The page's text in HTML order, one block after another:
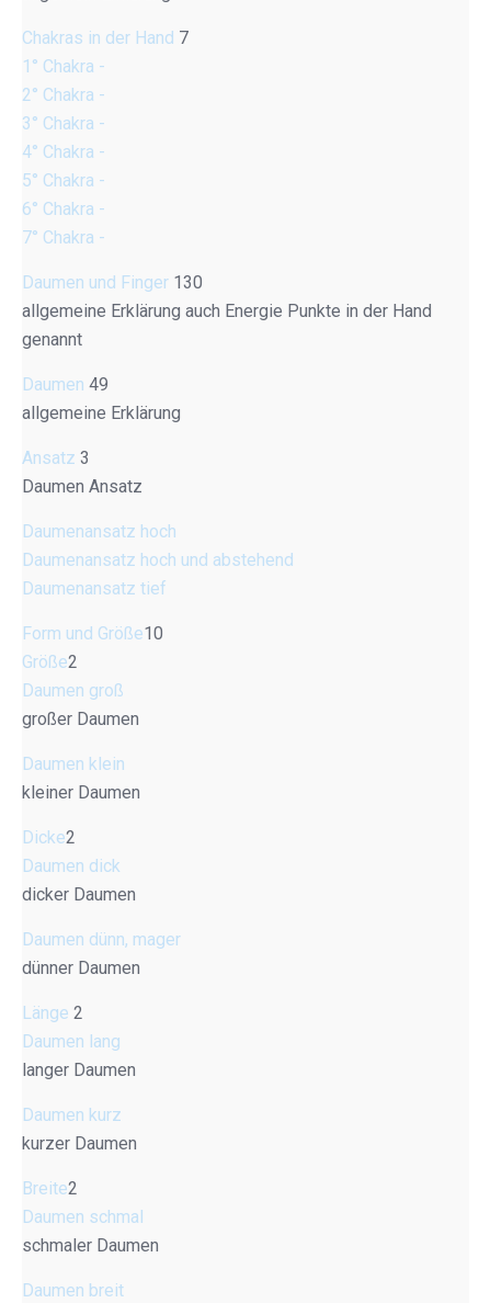
Chakras in der Hand 7
1° Chakra -
2° Chakra -
3° Chakra -
4° Chakra -
5° Chakra -
6° Chakra -
7° Chakra -
Daumen und Finger 130
allgemeine Erklärung auch Energie Punkte in der Hand
genannt
Daumen 49
allgemeine Erklärung
Ansatz 3
Daumen Ansatz
Daumenansatz hoch
Daumenansatz hoch und abstehend
Daumenansatz tief
Form und Größe10
Größe2
Daumen groß
großer Daumen
Daumen klein
kleiner Daumen
Dicke2
Daumen dick
dicker Daumen
Daumen dünn, mager
dünner Daumen
Länge 2
Daumen lang
langer Daumen
Daumen kurz
kurzer Daumen
Breite2
Daumen schmal
schmaler Daumen
Daumen breit